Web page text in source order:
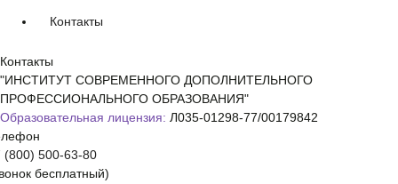
Контакты
Контакты
"ИНСТИТУТ СОВРЕМЕННОГО ДОПОЛНИТЕЛЬНОГО
ПРОФЕССИОНАЛЬНОГО ОБРАЗОВАНИЯ"
Образовательная лицензия: Л035-01298-77/00179842
(800) 500-63-80
бесплатный)